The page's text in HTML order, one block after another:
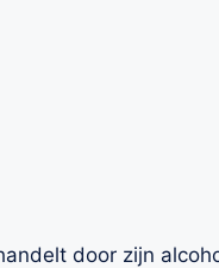
door zijn